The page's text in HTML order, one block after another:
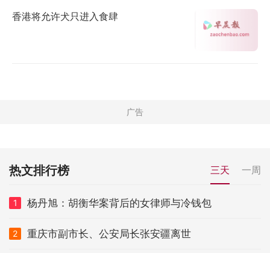
香港将允许犬只进入食肆
热文排行榜 三天 一周
1 杨丹旭：胡衡华案背后的女律师与冷钱包
2 重庆市副市长、公安局长张安疆离世